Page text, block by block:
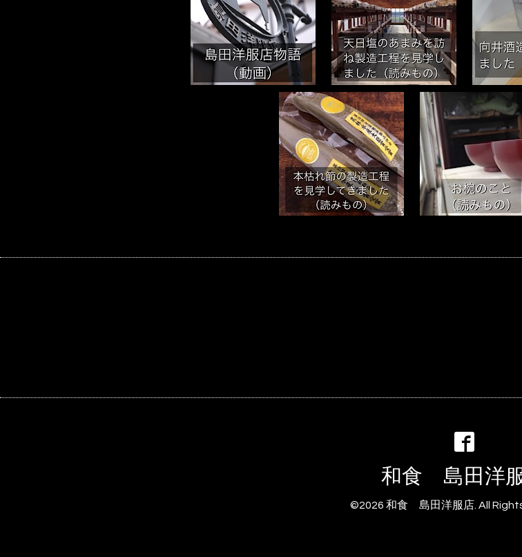
和食 島田洋
©2026 和食 島田洋服店 . All